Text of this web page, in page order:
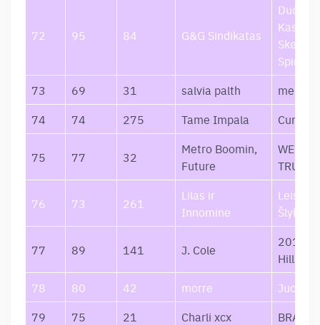
72 95 84 G&G Sindikatas
Duona
Skeletai
Spintoje
73
69 31 salvia palth
74
74 275 Tame Impala
75 77 32
Metro Boomin,
Future
WE
TRUST
76 73 261
Lilas ir
Innomine
Leisk
77 89 141 J. Cole
2014
Hills
78
80 42 morre
Juoda
79
75 21 Charli xcx BRAT